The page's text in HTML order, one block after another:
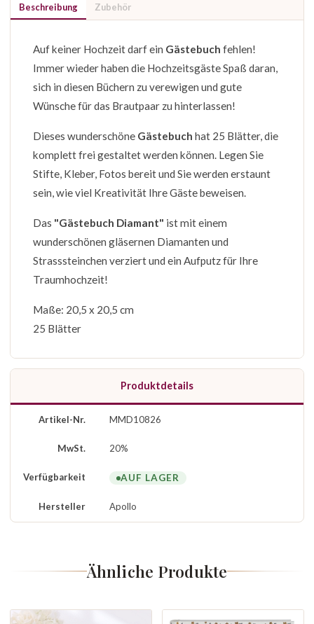
Beschreibung Zubehör
Auf keiner Hochzeit darf ein Gästebuch fehlen!
Immer wieder haben die Hochzeitsgäste Spaß daran,
sich in diesen Büchern zu verewigen und gute
Wünsche für das Brautpaar zu hinterlassen!
Dieses wunderschöne Gästebuch hat 25 Blätter, die
komplett frei gestaltet werden können. Legen Sie
Stifte, Kleber, Fotos bereit und Sie werden erstaunt
sein, wie viel Kreativität Ihre Gäste beweisen.
Das "Gästebuch Diamant" ist mit einem
wunderschönen gläsernen Diamanten und
Strasssteinchen verziert und ein Aufputz für Ihre
Traumhochzeit!
Maße: 20,5 x 20,5 cm
25 Blätter
Produktdetails
Artikel-Nr. MMD10826
MwSt. 20%
Verfügbarkeit AUF LAGER
Hersteller Apollo
Ähnliche Produkte